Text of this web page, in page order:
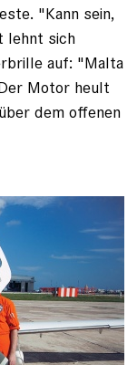
"Kann sein,
lehnt sich
auf: "Malta
Motor heult
dem offenen